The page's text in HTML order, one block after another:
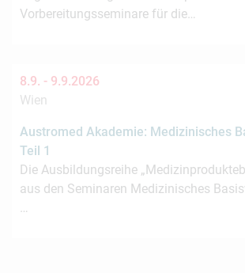
Vorbereitungsseminare für die…
8.9. - 9.9.2026
Wien
Austromed Akademie: Medizinisches
Teil 1
Die Ausbildungsreihe
aus den Seminaren Medizinisches
…